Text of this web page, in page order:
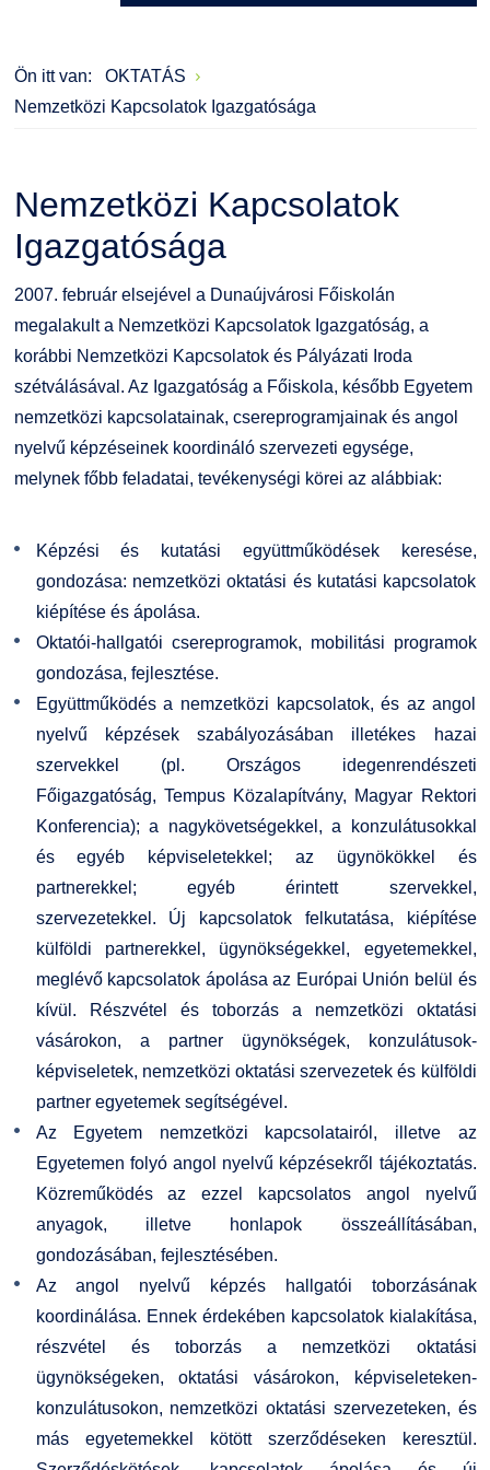
Érdekvédelmi testületek
Díjak, elismerések
Telefonkönyv
Minőségirányítás
Intézményi és Tanulmányi Tájékoztató
Együttműködő partnereink
Ön itt van:
OKTATÁS
Nemzetközi Kapcsolatok Igazgatósága
Nemzetközi Kapcsolatok
Igazgatósága
2007. február elsejével a Dunaújvárosi Főiskolán
megalakult a Nemzetközi Kapcsolatok Igazgatóság, a
korábbi Nemzetközi Kapcsolatok és Pályázati Iroda
szétválásával. Az Igazgatóság a Főiskola, később Egyetem
nemzetközi kapcsolatainak, csereprogramjainak és angol
nyelvű képzéseinek koordináló szervezeti egysége,
melynek főbb feladatai, tevékenységi körei az alábbiak:
Képzési és kutatási együttműködések keresése,
gondozása: nemzetközi oktatási és kutatási kapcsolatok
kiépítése és ápolása.
Oktatói-hallgatói csereprogramok, mobilitási programok
gondozása, fejlesztése.
Együttműködés a nemzetközi kapcsolatok, és az angol
nyelvű képzések szabályozásában illetékes hazai
szervekkel (pl. Országos idegenrendészeti
Főigazgatóság, Tempus Közalapítvány, Magyar Rektori
Konferencia); a nagykövetségekkel, a konzulátusokkal
és egyéb képviseletekkel; az ügynökökkel és
partnerekkel; egyéb érintett szervekkel,
szervezetekkel. Új kapcsolatok felkutatása, kiépítése
külföldi partnerekkel, ügynökségekkel, egyetemekkel,
meglévő kapcsolatok ápolása az Európai Unión belül és
kívül. Részvétel és toborzás a nemzetközi oktatási
vásárokon, a partner ügynökségek, konzulátusok-
képviseletek, nemzetközi oktatási szervezetek és külföldi
partner egyetemek segítségével.
Az Egyetem nemzetközi kapcsolatairól, illetve az
Egyetemen folyó angol nyelvű képzésekről tájékoztatás.
Közreműködés az ezzel kapcsolatos angol nyelvű
anyagok, illetve honlapok összeállításában,
gondozásában, fejlesztésében.
Az angol nyelvű képzés hallgatói toborzásának
koordinálása. Ennek érdekében kapcsolatok kialakítása,
részvétel és toborzás a nemzetközi oktatási
ügynökségeken, oktatási vásárokon, képviseleteken-
konzulátusokon, nemzetközi oktatási szervezeteken, és
más egyetemekkel kötött szerződéseken keresztül.